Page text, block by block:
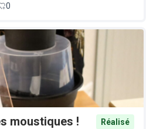
0
moustiques !
Réalisé